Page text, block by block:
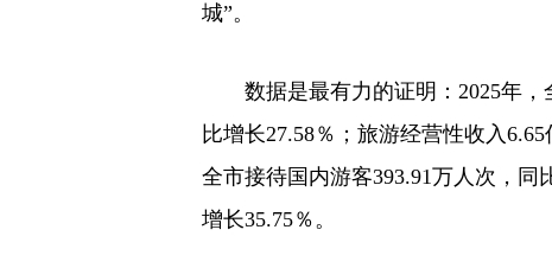
城”。
数据是最有力的证明：2025年
比增长27.58％；旅游经营性收入
全市接待国内游客393.91万人次，同
增长35.75％。